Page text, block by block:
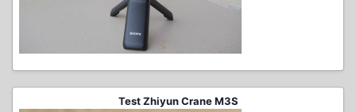
Test Zhiyun Crane M3S